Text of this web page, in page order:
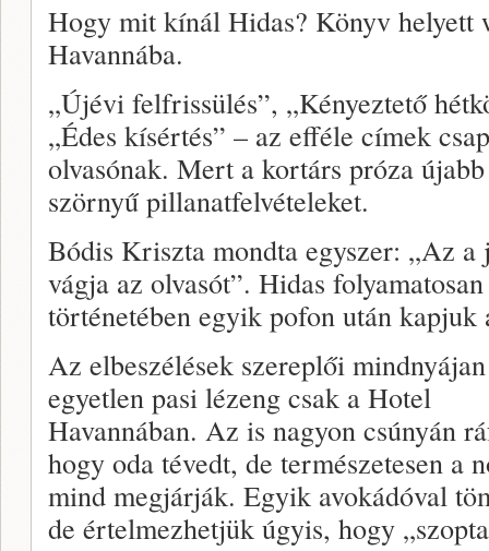
Hogy mit kínál Hidas? Könyv helyett
Havannába.
„Újévi felfrissülés”, „Kényeztető
„Édes kísértés” – az efféle címek
olvasónak. Mert a kortárs próza
szörnyű pillanatfelvételeket.
Bódis Kriszta mondta egyszer: „Az a
vágja az olvasót”. Hidas
történetében egyik pofon után kapjuk
Az elbeszélések szereplői
egyetlen pasi lézeng csak a Hotel
Havannában. Az is nagyon csúnyán
hogy oda tévedt, de természetesen a
mind megjárják. Egyik avokádóval
de értelmezhetjük úgyis, hogy